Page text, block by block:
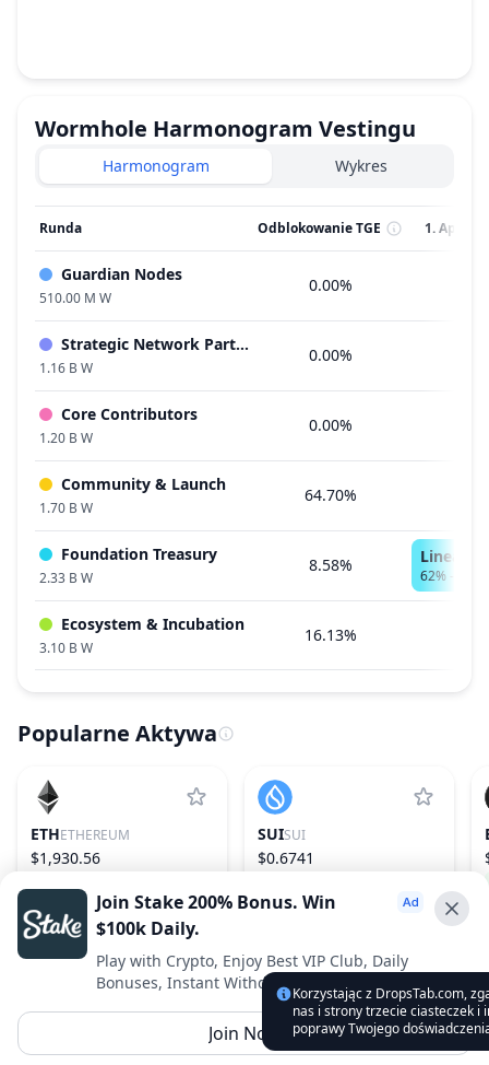
Wormhole Harmonogram Vestingu
Harmonogram Wykres
Runda Odblokowanie TGE 1. Apr
Guardian Nodes
510.00 M W
0.00%
Strategic Network Participants
1.16 B W
0.00%
Core Contributors
1.20 B W
0.00%
Community & Launch
1.70 B W
64.70%
Foundation Treasury
2.33 B W
8.58% Linear
62% - 1.45
Ecosystem & Incubation
3.10 B W
16.13%
Popularne Aktywa
ETHETHEREUM
$1,930.56
SUISUI
$0.6741
Advertise With Us ⭐️
Interested in advertising? Reach us out
DropsTab.com
Korzystając z DropsTab.com,
nas i strony trzecie ciasteczek i
poprawy Twojego
Join Stake 200% Bonus. Win
$100k Daily.
Play with Crypto, Enjoy Best VIP Club, Daily
Bonuses, Instant Withdrawals.
Join Now